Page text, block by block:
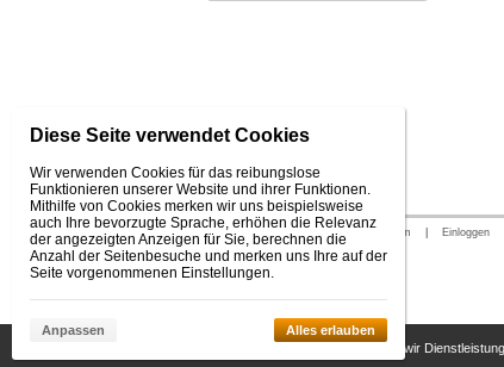
© 2026 WEXBO | www.wexbo.com Einloggen
Diese Seite benutzt Cookies, damit wir
Diese Seite verwendet Cookies
Wir verwenden Cookies für das reibungslose
Funktionieren unserer Website und ihrer Funktionen.
Mithilfe von Cookies merken wir uns beispielsweise
auch Ihre bevorzugte Sprache, erhöhen die Relevanz
der angezeigten Anzeigen für Sie, berechnen die
Anzahl der Seitenbesuche und merken uns Ihre auf der
Seite vorgenommenen Einstellungen.
Anpassen Alles erlauben